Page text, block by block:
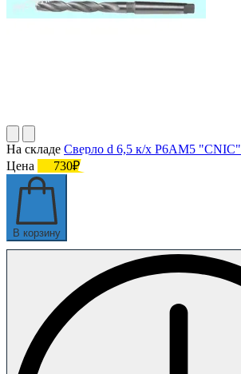
На складе Сверло d 6,5 к/х Р6АМ5 "CNIC"
Цена
730₽
В корзину